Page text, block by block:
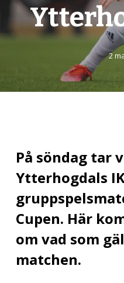
2
På söndag tar
Ytterhogdals
Cupen. Här
om vad som
matchen.